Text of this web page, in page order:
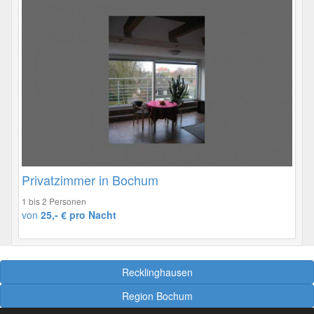
Privatzimmer in Bochum
1 bis 2 Personen
von 25,- € pro Nacht
Recklinghausen
Region Bochum